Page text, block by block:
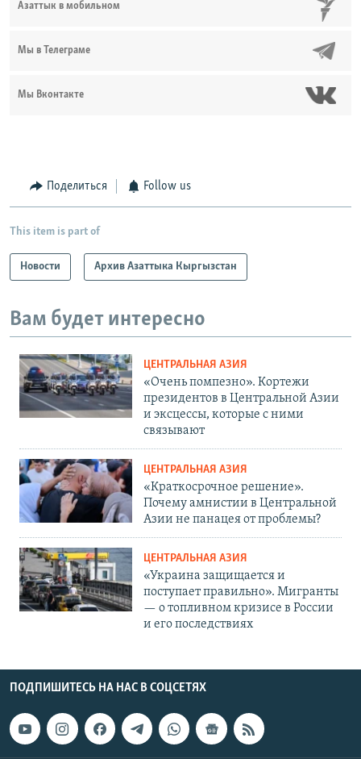
Азаттык в мобильном
Мы в Телеграме
Мы Вконтакте
Поделиться Follow us
This item is part of
Новости Архив Азаттыка Кыргызстан
Вам будет интересно
ЦЕНТРАЛЬНАЯ АЗИЯ
«Очень помпезно». Кортежи
президентов в Центральной Азии
и эксцессы, которые с ними
связывают
ЦЕНТРАЛЬНАЯ АЗИЯ
«Краткосрочное решение».
Почему амнистии в Центральной
Азии не панацея от проблемы?
ЦЕНТРАЛЬНАЯ АЗИЯ
«Украина защищается и
поступает правильно». Мигранты
— о топливном кризисе в России
и его последствиях
ПОДПИШИТЕСЬ НА НАС В СОЦСЕТЯХ